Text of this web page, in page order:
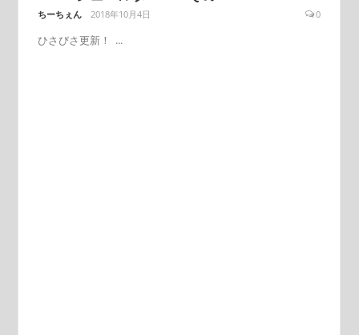
ちーちぇん 2018年10月4日 0
ひさびさ更新！ ...